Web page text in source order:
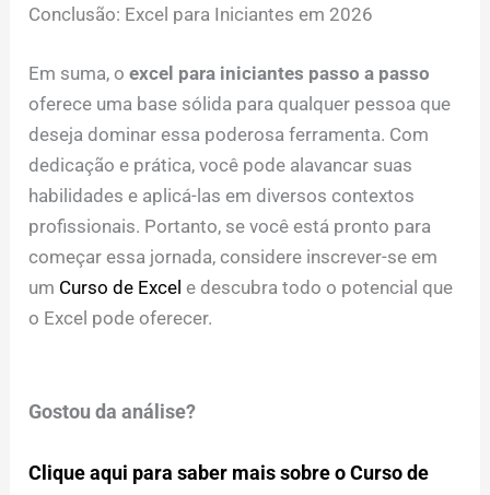
Conclusão: Excel para Iniciantes em 2026
Em suma, oexcel para iniciantes passo a passo
oferece uma base sólida para qualquer pessoa que
deseja dominar essa poderosa ferramenta. Com
dedicação e prática, você pode alavancar suas
habilidades e aplicá-las em diversos contextos
profissionais. Portanto, se você está pronto para
começar essa jornada, considere inscrever-se em
um Curso de Excel e descubra todo o potencial que
o Excel pode oferecer.
Gostou da análise?
Clique aqui para saber mais sobre o Curso de